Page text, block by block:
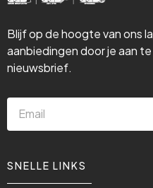
Blijf op de hoogte van ons
aanbiedingen door je aan
nieuwsbrief.
SNELLE LINKS